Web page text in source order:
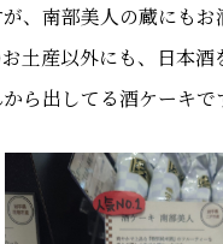
、南部美人の蔵にも
土産以外にも、日本
ら出してる酒ケーキで